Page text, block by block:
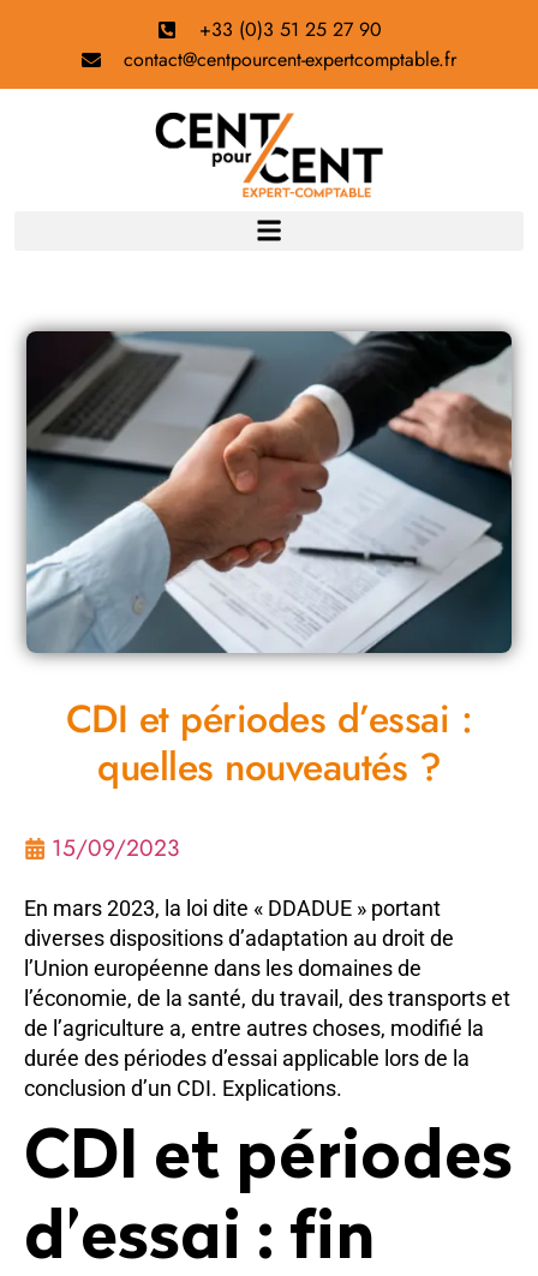
+33 (0)3 51 25 27 90
contact@centpourcent-expertcomptable.fr
CDI et périodes d’essai :
quelles nouveautés ?
15/09/2023
En mars 2023, la loi dite « DDADUE » portant
diverses dispositions d’adaptation au droit de
l’Union européenne dans les domaines de
l’économie, de la santé, du travail, des transports et
de l’agriculture a, entre autres choses, modifié la
durée des périodes d’essai applicable lors de la
conclusion d’un CDI. Explications.
CDI et périodes
d’essai : fin